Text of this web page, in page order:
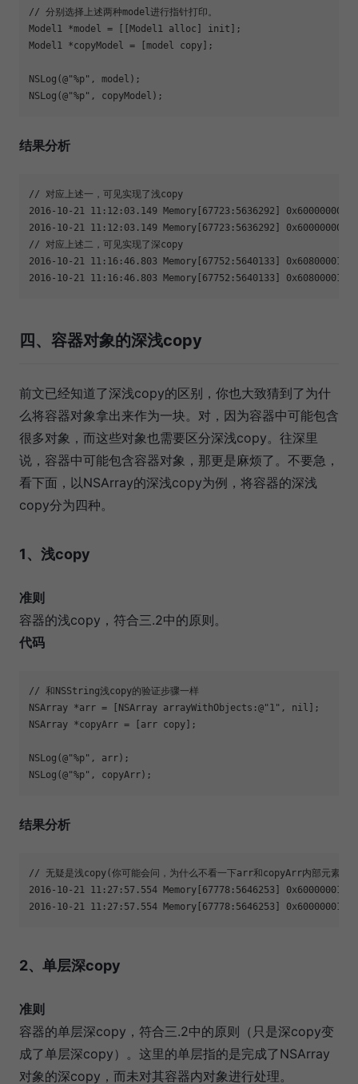
// 分别选择上述两种model进行指针打印。
Model1 *model = [[Model1 alloc] init];
Model1 *copyModel = [model copy];
NSLog(@"%p", model);
NSLog(@"%p", copyModel);
结果分析
// 对应上述一，可见实现了浅copy
2016-10-21 11:12:03.149 Memory[67723:5636292]
2016-10-21 11:12:03.149 Memory[67723:5636292]
// 对应上述二，可见实现了深copy
2016-10-21 11:16:46.803 Memory[67752:5640133]
2016-10-21 11:16:46.803 Memory[67752:5640133]
四、容器对象的深浅copy
前文已经知道了深浅copy的区别，你也大致猜到了为什
么将容器对象拿出来作为一块。对，因为容器中可能包含
很多对象，而这些对象也需要区分深浅copy。往深里
说，容器中可能包含容器对象，那更是麻烦了。不要急，
看下面，以NSArray的深浅copy为例，将容器的深浅
copy分为四种。
1、浅copy
准则
容器的浅copy，符合三.2中的原则。
代码
// 和NSString浅copy的验证步骤一样
NSArray *arr = [NSArray arrayWithObjects:@"1", nil];
NSArray *copyArr = [arr copy];
NSLog(@"%p", arr);
NSLog(@"%p", copyArr);
结果分析
// 无疑是浅copy(你可能会问，为什么不看一下arr和copyArr内部元素的
2016-10-21 11:27:57.554 Memory[67778:5646253]
2016-10-21 11:27:57.554 Memory[67778:5646253]
2、单层深copy
准则
容器的单层深copy，符合三.2中的原则（只是深copy变
成了单层深copy）。这里的单层指的是完成了NSArray
对象的深copy，而未对其容器内对象进行处理。